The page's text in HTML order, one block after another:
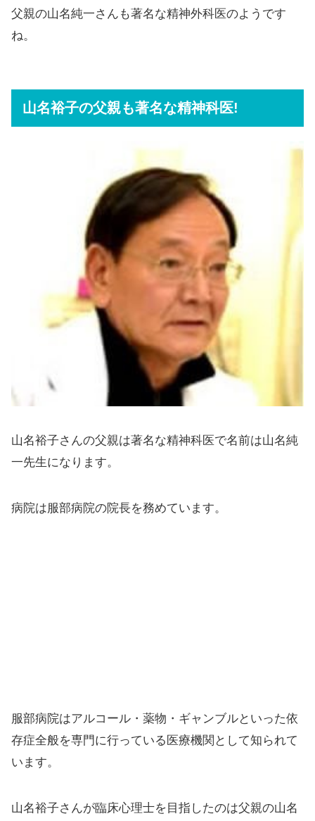
父親の山名純一さんも著名な精神外科医のようです
ね。
山名裕子の父親も著名な精神科医!
山名裕子さんの父親は著名な精神科医で名前は山名純
一先生になります。
病院は服部病院の院長を務めています。
服部病院はアルコール・薬物・ギャンブルといった依
存症全般を専門に行っている医療機関として知られて
います。
山名裕子さんが臨床心理士を目指したのは父親の山名